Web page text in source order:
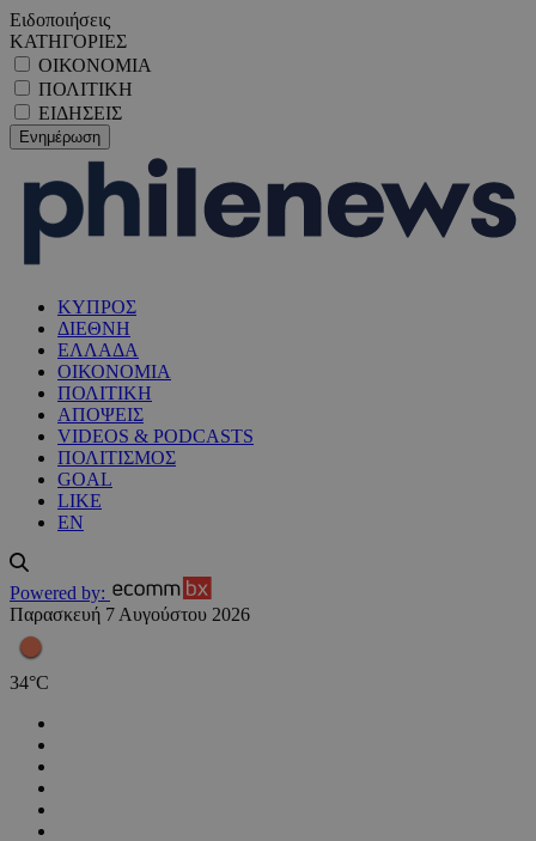
Ειδοποιήσεις
ΚΑΤΗΓΟΡΙΕΣ
ΟΙΚΟΝΟΜΙΑ
ΠΟΛΙΤΙΚΗ
ΕΙΔΗΣΕΙΣ
ΚΥΠΡΟΣ
ΔΙΕΘΝΗ
ΕΛΛΑΔΑ
ΟΙΚΟΝΟΜΙΑ
ΠΟΛΙΤΙΚΗ
ΑΠΟΨΕΙΣ
VIDEOS & PODCASTS
ΠΟΛΙΤΙΣΜΟΣ
GOAL
LIKE
EN
Powered by:
Παρασκευή 7 Αυγούστου 2026
34°C